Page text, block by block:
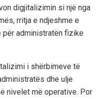
digjitalizimin si një nga
rritja e ndjeshme e
administratën fizike
i shërbimeve të
dhe ulje
nivelet më operative. Por